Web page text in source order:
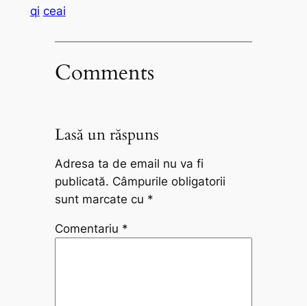
qi ceai
Comments
Lasă un răspuns
Adresa ta de email nu va fi
publicată. Câmpurile obligatorii
sunt marcate cu *
Comentariu *